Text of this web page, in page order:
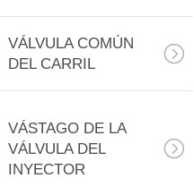
VÁLVULA COMÚN
DEL CARRIL
VÁSTAGO DE LA
VÁLVULA DEL
INYECTOR